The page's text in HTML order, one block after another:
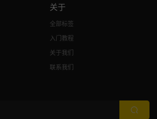
关于
全部标签
入门教程
关于我们
联系我们